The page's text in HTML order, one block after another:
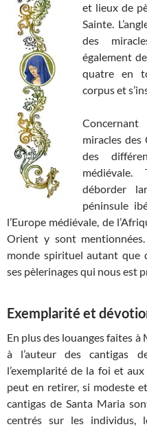
et lieux de
Sainte.
des
également
quatre en
corpus et
miracles
des
déborder
péninsule
l’Europe médiévale, de
Orient y sont
monde spirituel autant que
ses pèlerinages qui nous est
Exemplarité et
En plus des louanges faites à
à l’auteur des cantigas
l’exemplarité de la foi et
peut en retirer, si modeste
cantigas de Santa Maria
centrés sur les individus,